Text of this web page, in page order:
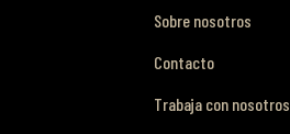
Sobre nosotros
Contacto
Trabaja con nosotros